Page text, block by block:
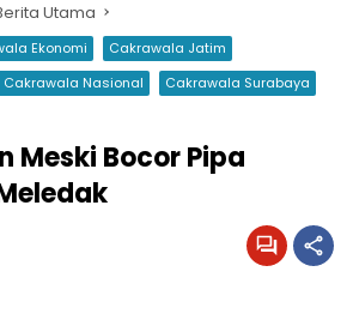
Utama
Ekonomi
Cakrawala Jatim
Cakrawala Nasional
Cakrawala Surabaya
Meski Bocor Pipa